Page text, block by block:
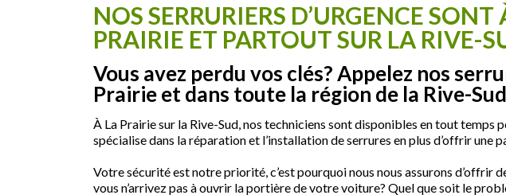
NOS SERRURIERS D’URGENCE
PRAIRIE ET PARTOUT SUR LA RIVE-
Vous avez perdu vos clés? Appelez nos
Prairie et dans toute la région de la Rive-
À La Prairie sur la Rive-Sud, nos techniciens sont disponibles en tout temps
spécialise dans la réparation et l’installation de serrures en plus d’offrir
Votre sécurité est notre priorité, c’est pourquoi nous nous assurons d’offrir
vous n’arrivez pas à ouvrir la portière de votre voiture? Quel que soit le